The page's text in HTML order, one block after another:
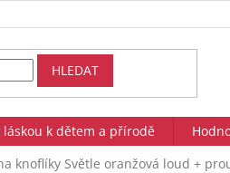
HLEDAT
láskou k dětem a přírodě
knoflíky Světle oranžová loud +